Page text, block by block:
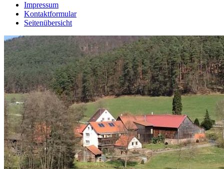
Impressum
Kontaktformular
Seitenübersicht